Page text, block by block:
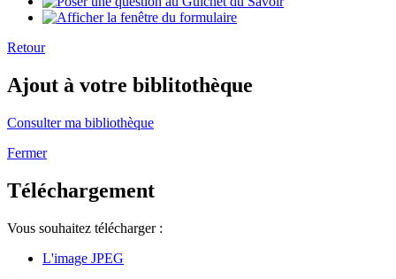
Retour
Ajout à votre biblitothèque
Consulter ma bibliothèque
Fermer
Téléchargement
Vous souhaitez télécharger :
L'image JPEG